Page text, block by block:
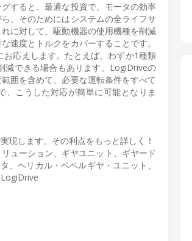
すると、最適な投資で、モータの効率
、そのためにはシステムの全ライフサ
に対して、駆動機器の使用機種を削減
速度とトルクをカバーすることです。
応えします。たとえば、わずか1種類
減できる場合もあります。LogiDriveの
囲を含めて、必要な運転条件をすべて
こうした対応が簡単に可能となりま
現します。その利点をもっと詳しく！
ューション、ギヤユニット、ギヤード
ヘリカル・ベベルギヤ・ユニット、